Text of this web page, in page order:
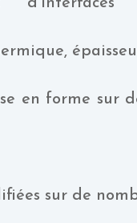
d’interfaces
en forme sur
sur de